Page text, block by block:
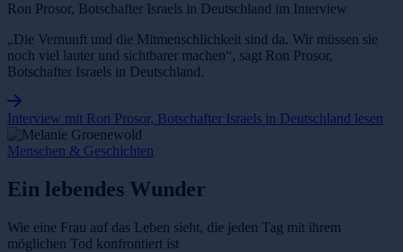
Ron Prosor, Botschafter Israels in Deutschland im Interview
„Die Vernunft und die Mitmenschlichkeit sind da. Wir müssen sie
noch viel lauter und sichtbarer machen“, sagt Ron Prosor,
Botschafter Israels in Deutschland.
Interview mit Ron Prosor, Botschafter Israels in Deutschland lesen
Menschen & Geschichten
Ein lebendes Wunder
Wie eine Frau auf das Leben sieht, die jeden Tag mit ihrem
möglichen Tod konfrontiert ist